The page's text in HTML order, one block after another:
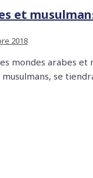
et
2018
mondes arabes
se